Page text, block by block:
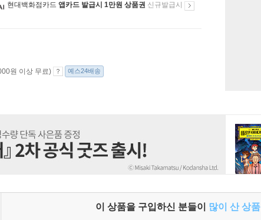
현대백화점카드 앱카드 발급시 1만원 상품권 신규발급시
원 이상 무료) 예스24배송
이 상품을 구입하신 분들이 많이 산 상품